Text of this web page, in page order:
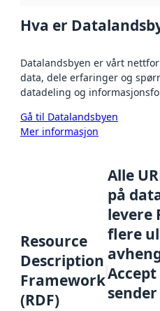
Hva er
Datalandsbyen er vårt
data, dele erfaringer og
datadeling og
Gå til Datalandsbyen
Mer informasjon
Resource
Description
Framework
(RDF)
Alle
på
levere
flere